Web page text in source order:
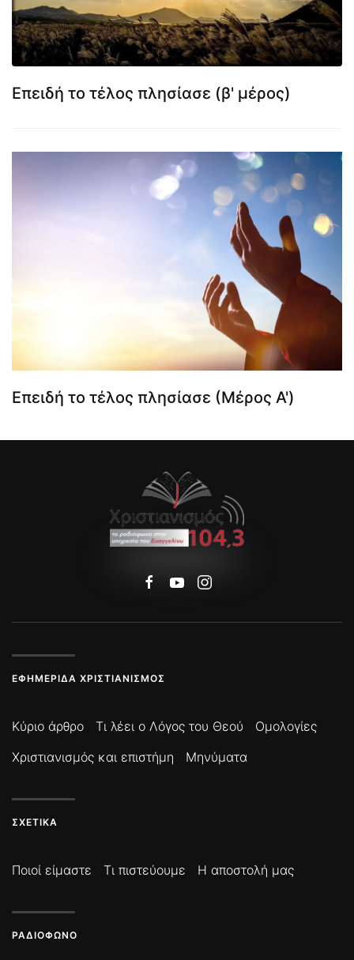
Επειδή το τέλος πλησίασε (β' μέρος)
Επειδή το τέλος πλησίασε (Μέρος Α')
ΕΦΗΜΕΡΊΔΑ ΧΡΙΣΤΙΑΝΙΣΜΌΣ
Κύριο άρθρο Τι λέει ο Λόγος του Θεού
Ομολογίες
Χριστιανισμός και επιστήμη
Μηνύματα
ΣΧΕΤΙΚΆ
Ποιοί είμαστε Τι πιστεύουμε Η αποστολή μας
ΡΑΔΙΌΦΩΝΟ